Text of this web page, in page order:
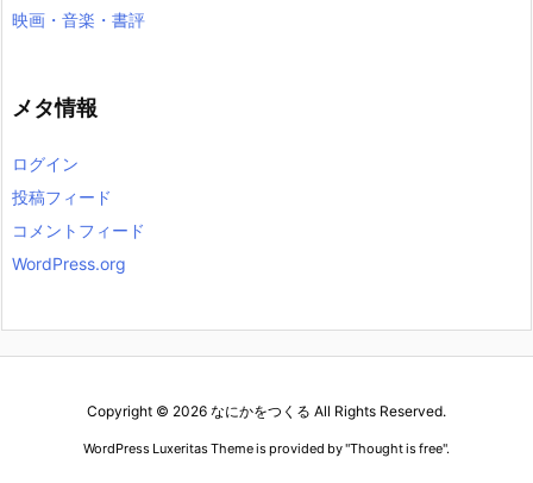
映画・音楽・書評
メタ情報
ログイン
投稿フィード
コメントフィード
WordPress.org
Copyright © 2026 なにかをつくる All Rights Reserved.
WordPress Luxeritas Theme is provided by "Thought is free".